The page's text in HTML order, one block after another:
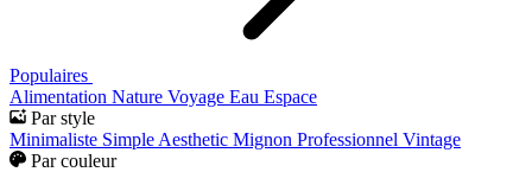
Populaires
Alimentation Nature Voyage Eau Espace
Par style
Minimaliste Simple Aesthetic Mignon Professionnel Vintage
Par couleur